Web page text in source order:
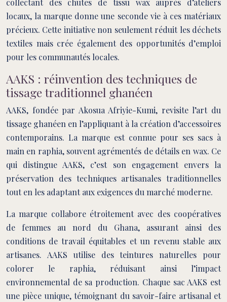
collectant des chutes de tissu wax auprès d’ateliers
locaux, la marque donne une seconde vie à ces matériaux
précieux. Cette initiative non seulement réduit les déchets
textiles mais crée également des opportunités d’emploi
pour les communautés locales.
AAKS : réinvention des techniques de
tissage traditionnel ghanéen
AAKS, fondée par Akosua Afriyie-Kumi, revisite l’art du
tissage ghanéen en l’appliquant à la création d’accessoires
contemporains. La marque est connue pour ses sacs à
main en raphia, souvent agrémentés de détails en wax. Ce
qui distingue AAKS, c’est son engagement envers la
préservation des techniques artisanales traditionnelles
tout en les adaptant aux exigences du marché moderne.
La marque collabore étroitement avec des coopératives
de femmes au nord du Ghana, assurant ainsi des
conditions de travail équitables et un revenu stable aux
artisanes. AAKS utilise des teintures naturelles pour
colorer le raphia, réduisant ainsi l’impact
environnemental de sa production. Chaque sac AAKS est
une pièce unique, témoignant du savoir-faire artisanal et